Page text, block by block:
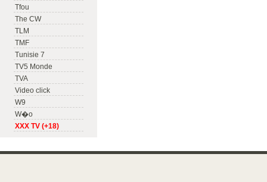
Tfou
The CW
TLM
TMF
Tunisie 7
TV5 Monde
TVA
Video click
W9
W�o
XXX TV (+18)